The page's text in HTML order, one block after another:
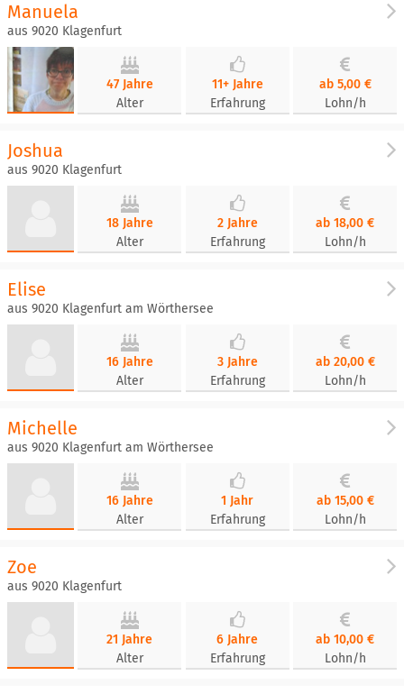
Manuela
aus 9020 Klagenfurt
47 Jahre
Alter
11+ Jahre
Erfahrung
ab 5,00 €
Lohn/h
Joshua
aus 9020 Klagenfurt
18 Jahre
Alter
2 Jahre
Erfahrung
ab 18,00 €
Lohn/h
Elise
aus 9020 Klagenfurt am Wörthersee
16 Jahre
Alter
3 Jahre
Erfahrung
ab 20,00 €
Lohn/h
Michelle
aus 9020 Klagenfurt am Wörthersee
16 Jahre
Alter
1 Jahr
Erfahrung
ab 15,00 €
Lohn/h
Zoe
aus 9020 Klagenfurt
21 Jahre
Alter
6 Jahre
Erfahrung
ab 10,00 €
Lohn/h